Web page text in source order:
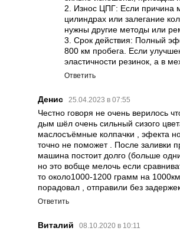
2. Износ ЦПГ: Если причина
цилиндрах или залегание
нужны другие методы или
3. Срок действия: Полный
800 км пробега. Если
эластичности резинок, а в
Ответить
Денис 25.04.2023 в 07:55
Честно говоря не очень верилось
дым шёл очень сильный сизого
маслосъёмные колпачки , эфекта
точно не поможет . После заливки
машина постоит долго (больше
но это вобще мелочь если
то около1000-1200 грамм на
порадовал , отправили без
Ответить
Виталий 08.10.2020 в 10:11